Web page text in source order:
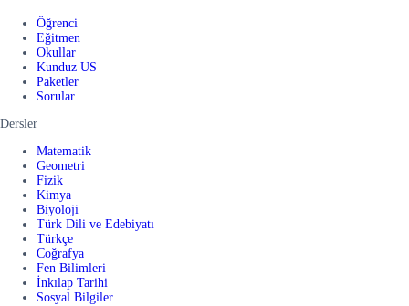
Öğrenci
Eğitmen
Okullar
Kunduz US
Paketler
Sorular
Dersler
Matematik
Geometri
Fizik
Kimya
Biyoloji
Türk Dili ve Edebiyatı
Türkçe
Coğrafya
Fen Bilimleri
İnkılap Tarihi
Sosyal Bilgiler